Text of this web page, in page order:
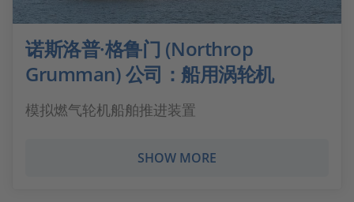
诺斯洛普·格鲁门 (Northrop
Grumman) 公司：船用涡轮机
模拟燃气轮机船舶推进装置
SHOW MORE